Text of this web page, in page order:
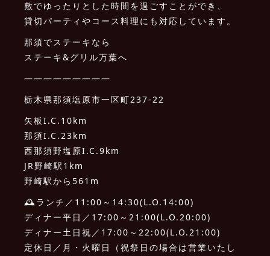
敷でゆったりとした時間を過ごすことができ、
貸切パーティやコース料理にも対応しています。
那須でステーキなら
ステーキ&グリル万葉へ
—————————
栃木県那須塩原市一区町237-22
矢板I.C.10km
那須I.C.23km
西那須野塩原I.C.9km
JR野崎駅1km
野崎駅から561m
🕰ランチ／11:00～14:30(L.O.14:00)
ディナー平日／17:00～21:00(L.O.20:00)
ディナー土日祝／17:00～22:00(L.O.21:00)
定休日／月・火曜日（祝祭日の場合は営業いたし